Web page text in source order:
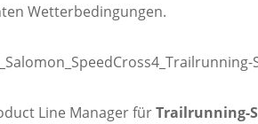
Wetterbedingungen.
Line Manager fürTrailrunning-